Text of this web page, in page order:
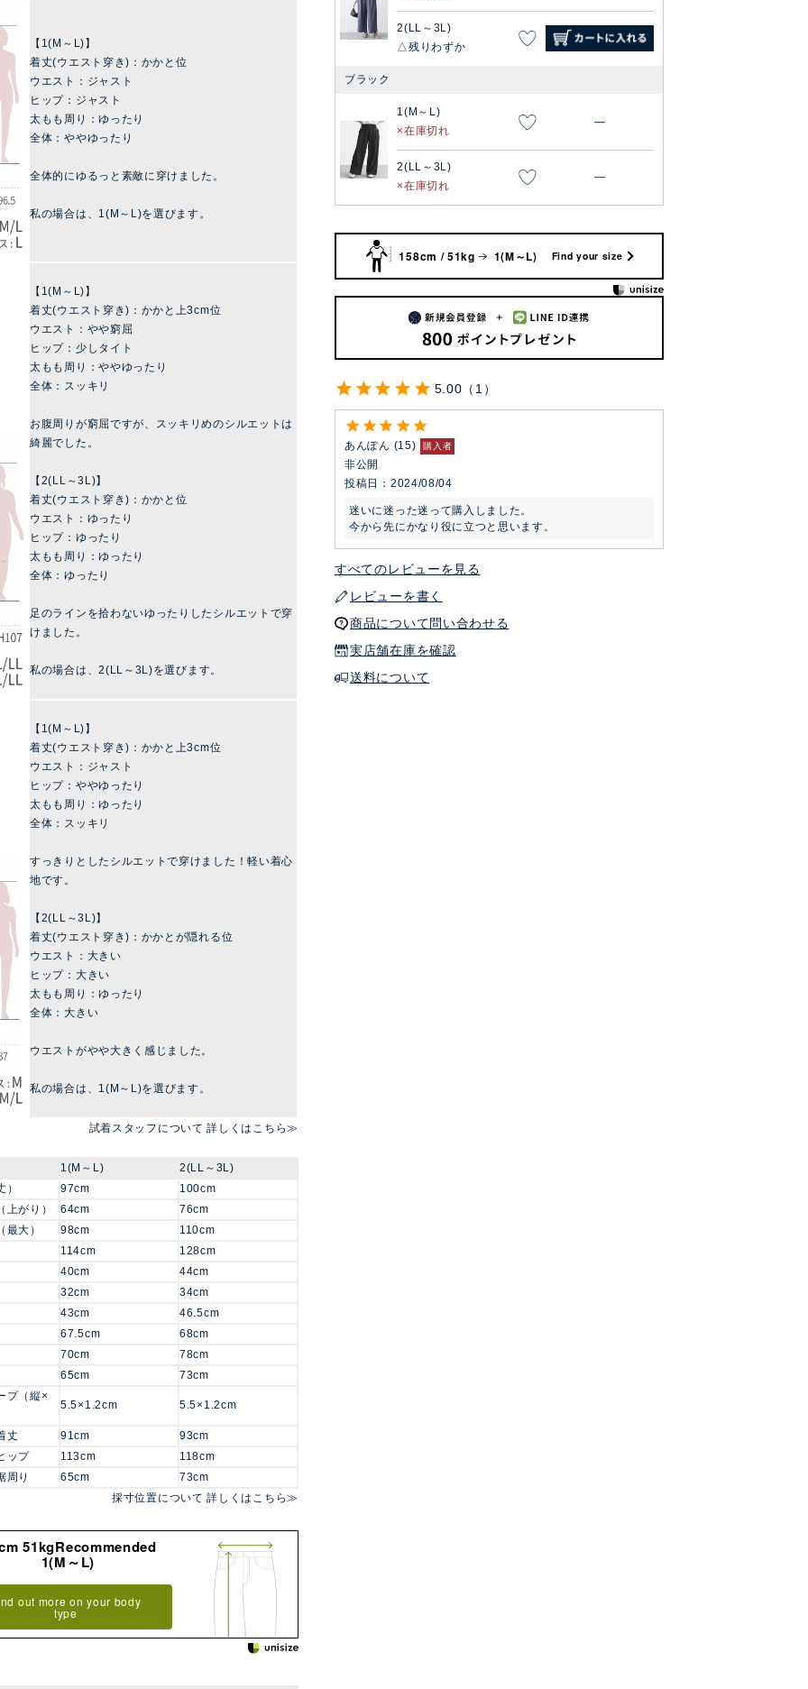
2(LL～3L)
残りわずか
ブラック
1(M～L)
在庫切れ
—
2(LL～3L)
在庫切れ
—
158cm / 51kg 1(M～L) Find your size
5.00 1
あんぽん 15 購入者
非公開
投稿日
2024/08/04
迷いに迷った迷って購入しました。
今から先にかなり役に立つと思います。
すべてのレビューを見る
レビューを書く
商品について問い合わせる
実店舗在庫を確認
送料について
【1(M～L)】
着丈(ウエスト穿き)：かかと位
ウエスト：ジャスト
ヒップ：ジャスト
太もも周り：ゆったり
全体：ややゆったり
全体的にゆるっと素敵に穿けました。
私の場合は、1(M～L)を選びます。
【1(M～L)】
着丈(ウエスト穿き)：かかと上3cm位
ウエスト：やや窮屈
ヒップ：少しタイト
太もも周り：ややゆったり
全体：スッキリ
お腹周りが窮屈ですが、スッキリめのシルエットは
綺麗でした。
【2(LL～3L)】
着丈(ウエスト穿き)：かかと位
ウエスト：ゆったり
ヒップ：ゆったり
太もも周り：ゆったり
全体：ゆったり
足のラインを拾わないゆったりしたシルエットで穿
けました。
私の場合は、2(LL～3L)を選びます。
【1(M～L)】
着丈(ウエスト穿き)：かかと上3cm位
ウエスト：ジャスト
ヒップ：ややゆったり
太もも周り：ゆったり
全体：スッキリ
すっきりとしたシルエットで穿けました！軽い着心
地です。
【2(LL～3L)】
着丈(ウエスト穿き)：かかとが隠れる位
ウエスト：大きい
ヒップ：大きい
太もも周り：ゆったり
全体：大きい
ウエストがやや大きく感じました。
私の場合は、1(M～L)を選びます。
試着スタッフについて 詳しくはこちら≫
1(M～L)
2(LL～3L)
97cm
100cm
上がり）
64cm
76cm
最大）
98cm
110cm
114cm
128cm
40cm
44cm
32cm
34cm
43cm
46.5cm
67.5cm
68cm
70cm
78cm
65cm
73cm
プ（縦×
5.5×1.2cm 5.5×1.2cm
丈 91cm
93cm
ップ
113cm
118cm
周り
65cm
73cm
採寸位置について 詳しくはこちら≫
51kgRecommended
1(M～L)
out more on your body
type